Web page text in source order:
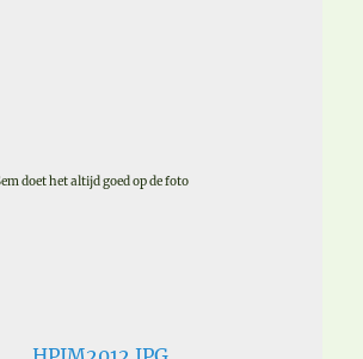
doet het altijd goed op de foto